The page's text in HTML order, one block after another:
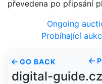
převedena po připsání
Ongoing
Probíhající
GO BACK
digital-guide.cz